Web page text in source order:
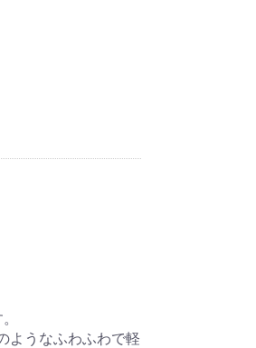
ようなふわふわで軽